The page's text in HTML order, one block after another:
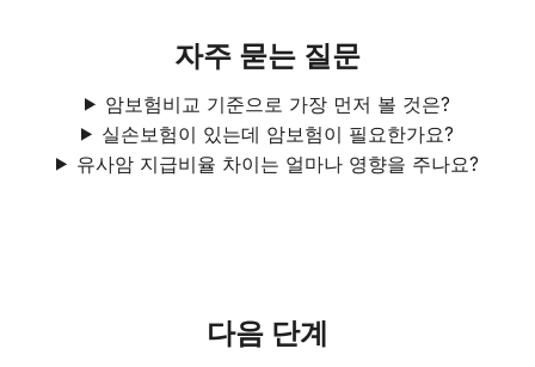
자주 묻는 질문
암보험비교 기준으로 가장 먼저 볼 것은?
실손보험이 있는데 암보험이 필요한가요?
유사암 지급비율 차이는 얼마나 영향을 주나요?
다음 단계